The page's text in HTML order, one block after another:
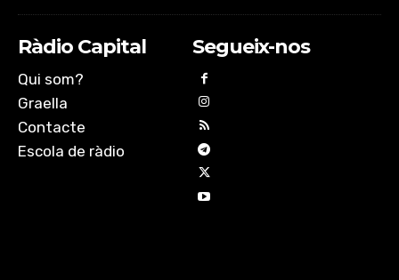
Ràdio Capital
Qui som?
Graella
Contacte
Escola de ràdio
Segueix-nos